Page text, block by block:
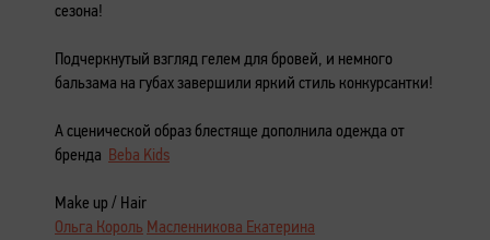
сезона!
Подчеркнутый взгляд гелем для бровей, и немного
бальзама на губах завершили яркий стиль конкурсантки!
А сценической образ блестяще дополнила одежда от
бренда Beba Kids
Make up / Hair
Ольга Король Масленникова Екатерина